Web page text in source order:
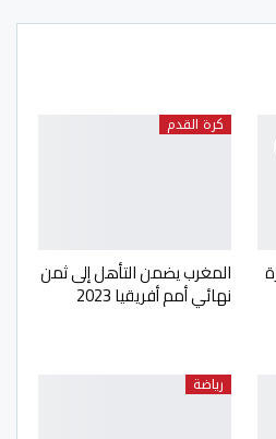
كرة القدم
المغرب يضمن التأهل إلى ثمن
نهائي أمم أفريقيا 2023
رياضة